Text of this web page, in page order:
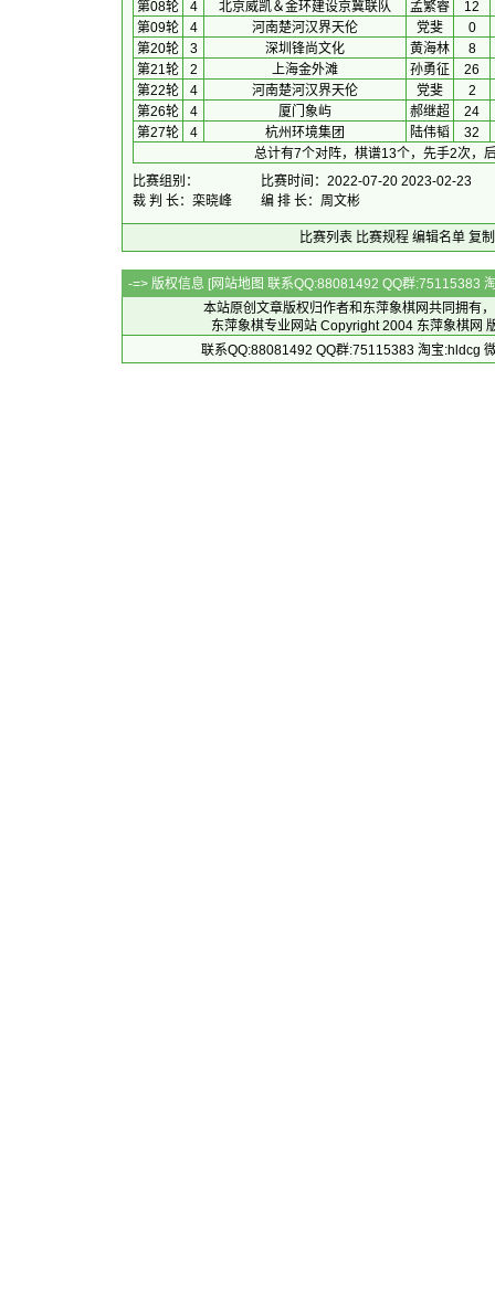
第08轮
4 北京威凯＆金环建设京冀联队 孟繁睿
12
第09轮
4 河南楚河汉界天伦 党斐
0
第20轮
3 深圳锋尚文化 黄海林
8
第21轮
2 上海金外滩 孙勇征
26
第22轮
4 河南楚河汉界天伦 党斐
2
第26轮
4 厦门象屿 郝继超
24
第27轮
4 杭州环境集团 陆伟韬
32
总计有7个对阵，棋谱13个，先手2次，
比赛组别：
比赛时间：2022-07-20 2023-02-23
裁 判 长：栾晓峰
编 排 长：周文彬
比赛列表 比赛规程 编辑名单 复
-=> 版权信息 [网站地图 联系QQ:88081492 QQ群:75115383
本站原创文章版权归作者和 东萍象棋网共同拥有
东萍象棋专业网站 Copyright 2004 东萍象棋网
联系QQ:88081492 QQ群:75115383 淘宝:hldcg